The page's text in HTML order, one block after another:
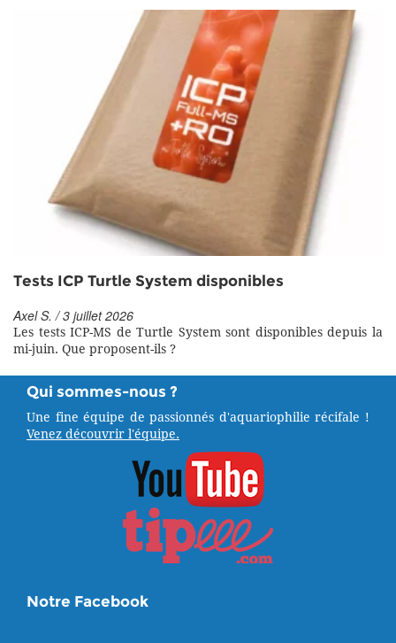
Tests ICP Turtle System disponibles
Axel S. / 3 juillet 2026
Les tests ICP-MS de Turtle System sont disponibles depuis la
mi-juin. Que proposent-ils ?
Qui sommes-nous ?
Une fine équipe de passionnés d'aquariophilie récifale !
Venez découvrir l'équipe.
Notre Facebook